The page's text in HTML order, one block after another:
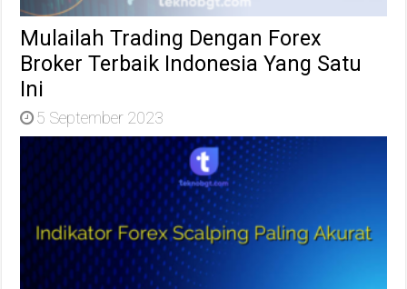
Mulailah Trading Dengan Forex
Broker Terbaik Indonesia Yang Satu
Ini
5 September 2023